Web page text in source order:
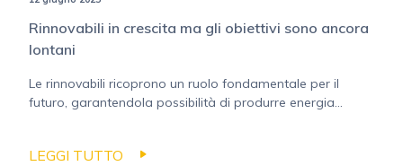
Rinnovabili in crescita ma gli obiettivi sono ancora
lontani
Le rinnovabili ricoprono un ruolo fondamentale per il
futuro, garantendola possibilità di produrre energia...
LEGGI TUTTO